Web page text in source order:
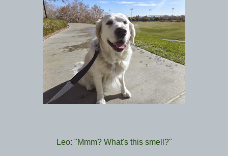
Leo: "Mmm? What's this smell?"